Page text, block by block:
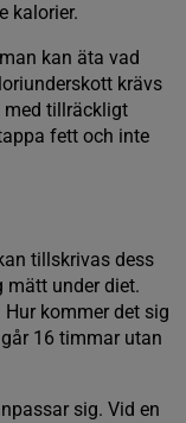
kalorier.
kan äta vad
krävs
med tillräckligt
fett och inte
tillskrivas dess
under diet.
kommer det sig
16 timmar utan
sig. Vid en